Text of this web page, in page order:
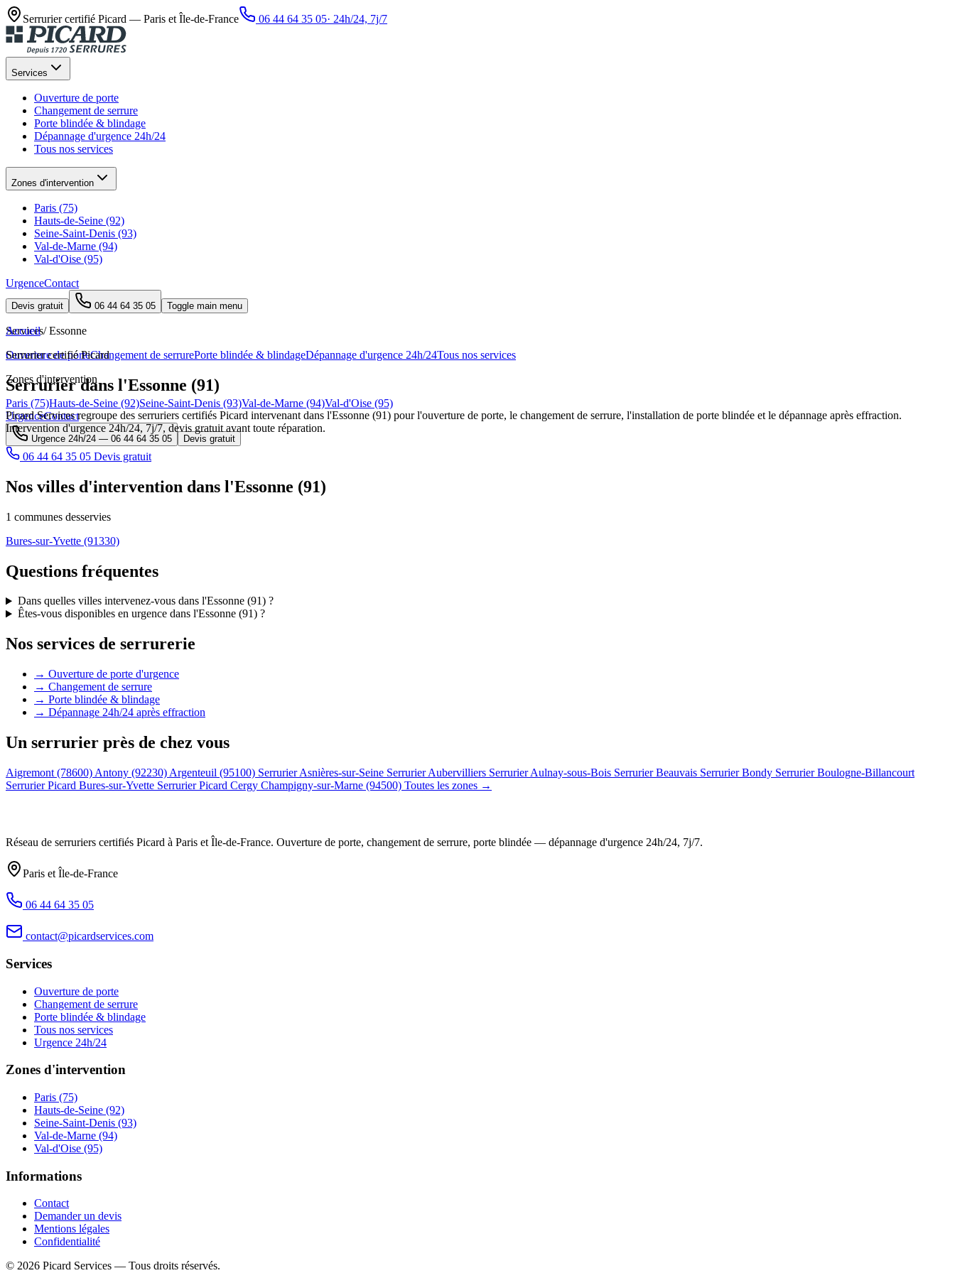
Serrurier certifié Picard — Paris et Île-de-France 06 44 64 35 05· 24h/24, 7j/7
Services
Ouverture de porte
Changement de serrure
Porte blindée & blindage
Dépannage d'urgence 24h/24
Tous nos services
Zones d'intervention
Paris (75)
Hauts-de-Seine (92)
Seine-Saint-Denis (93)
Val-de-Marne (94)
Val-d'Oise (95)
UrgenceContact
Devis gratuit 06 44 64 35 05 Toggle main menu
Services
Ouverture de porteChangement de serrurePorte blindée & blindageDépannage d'urgence 24h/24Tous nos services
Zones d'intervention
Paris (75)Hauts-de-Seine (92)Seine-Saint-Denis (93)Val-de-Marne (94)Val-d'Oise (95)
UrgenceContact
Urgence 24h/24 — 06 44 64 35 05 Devis gratuit
Accueil / Essonne
Serrurier certifié Picard
Serrurier dans l'Essonne (91)
Picard Services regroupe des serruriers certifiés Picard intervenant dans l'Essonne (91) pour l'ouverture de porte, le changement de serrure, l'installation de porte blindée et le dépannage après effraction.
Intervention d'urgence 24h/24, 7j/7, devis gratuit avant toute réparation.
06 44 64 35 05 Devis gratuit
Nos villes d'intervention dans l'Essonne (91)
1 communes desservies
Bures-sur-Yvette (91330)
Questions fréquentes
Dans quelles villes intervenez-vous dans l'Essonne (91) ?
Êtes-vous disponibles en urgence dans l'Essonne (91) ?
Nos services de serrurerie
→ Ouverture de porte d'urgence
→ Changement de serrure
→ Porte blindée & blindage
→ Dépannage 24h/24 après effraction
Un serrurier près de chez vous
Aigremont (78600) Antony (92230) Argenteuil (95100) Serrurier Asnières-sur-Seine Serrurier Aubervilliers Serrurier Aulnay-sous-Bois Serrurier Beauvais Serrurier Bondy Serrurier Boulogne-Billancourt
Serrurier Picard Bures-sur-Yvette Serrurier Picard Cergy Champigny-sur-Marne (94500) Toutes les zones →
Réseau de serruriers certifiés Picard à Paris et Île-de-France. Ouverture de porte, changement de serrure, porte blindée — dépannage d'urgence 24h/24, 7j/7.
Paris et Île-de-France
06 44 64 35 05
contact@picardservices.com
Services
Ouverture de porte
Changement de serrure
Porte blindée & blindage
Tous nos services
Urgence 24h/24
Zones d'intervention
Paris (75)
Hauts-de-Seine (92)
Seine-Saint-Denis (93)
Val-de-Marne (94)
Val-d'Oise (95)
Informations
Contact
Demander un devis
Mentions légales
Confidentialité
© 2026 Picard Services — Tous droits réservés.